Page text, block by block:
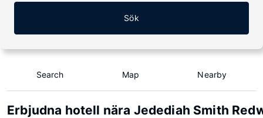
Sök
Search Map Nearby
Erbjudna hotell nära Jedediah Smith